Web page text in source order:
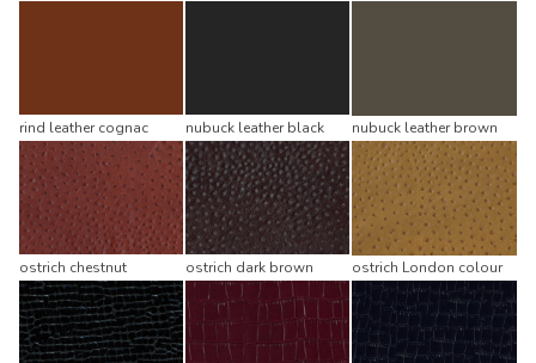
rind leather cognac nubuck leather black nubuck leather brown
ostrich chestnut ostrich dark brown ostrich London colour